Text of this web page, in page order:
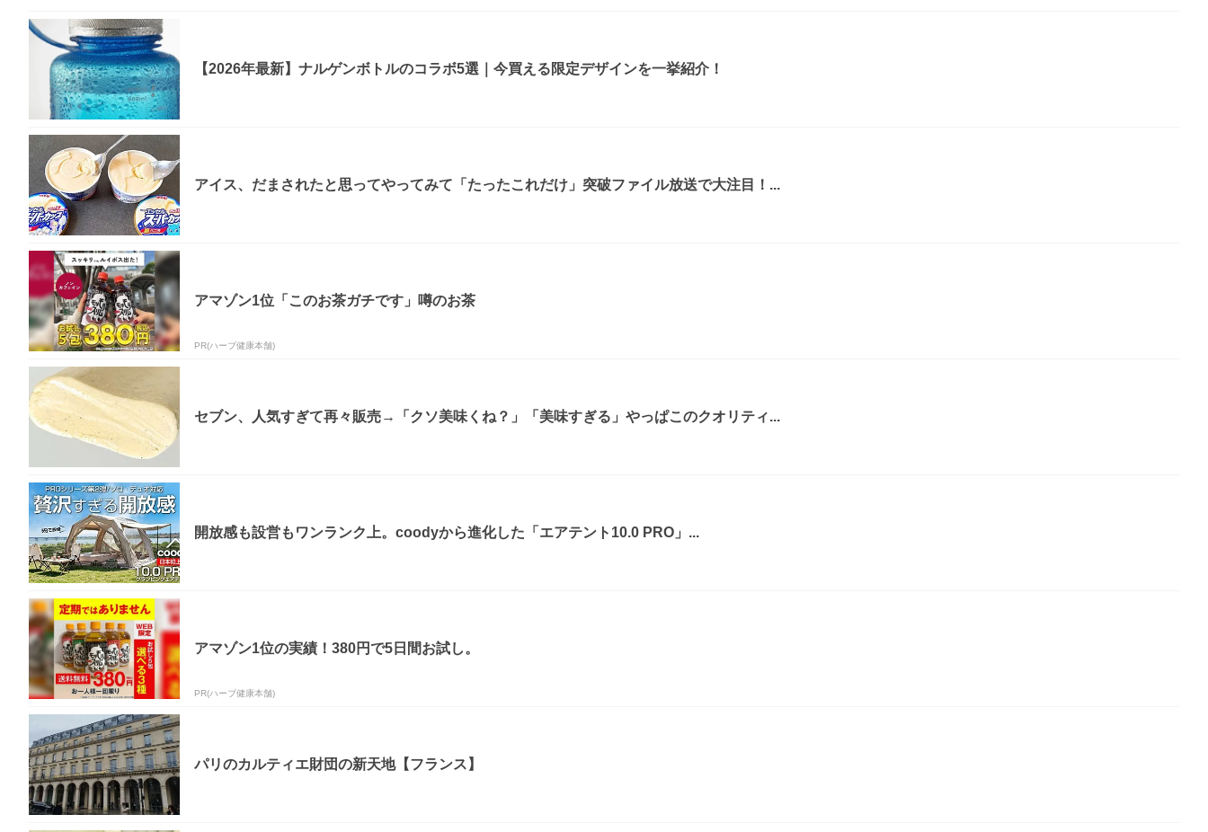
【2026年最新】ナルゲンボトルのコラボ5選｜今買える限定デザインを一挙紹介！
アイス、だまされたと思ってやってみて「たったこれだけ」突破ファイル放送で大注目！...
アマゾン1位「このお茶ガチです」噂のお茶
PR(ハーブ健康本舗)
セブン、人気すぎて再々販売→「クソ美味くね？」「美味すぎる」やっぱこのクオリティ...
開放感も設営もワンランク上。coodyから進化した「エアテント10.0 PRO」...
アマゾン1位の実績！380円で5日間お試し。
PR(ハーブ健康本舗)
パリのカルティエ財団の新天地【フランス】